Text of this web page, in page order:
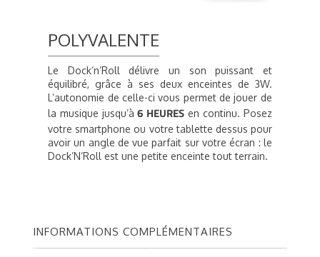
POLYVALENTE
Le Dock’n’Roll délivre un son puissant et
équilibré, grâce à ses deux enceintes de 3W.
L’autonomie de celle-ci vous permet de jouer de
la musique jusqu’à 6 HEURESen continu. Posez
votre smartphone ou votre tablette dessus pour
avoir un angle de vue parfait sur votre écran : le
Dock’N’Roll est une petite enceinte tout terrain.
INFORMATIONS COMPLÉMENTAIRES